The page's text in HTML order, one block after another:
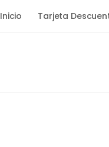
Inicio Tarjeta